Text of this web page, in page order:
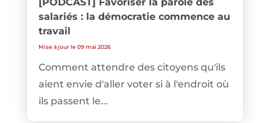
salariés : la démocratie commence au
travail
Mise à jour le 09 mai 2026
Comment attendre des citoyens qu'ils
aient envie d'aller voter si à l'endroit où
ils passent le...